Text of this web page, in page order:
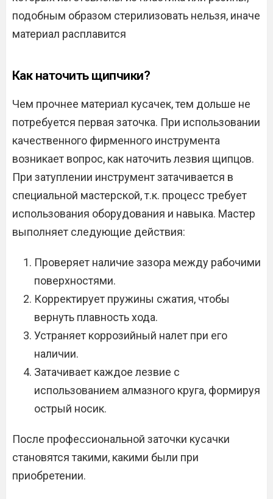
подобным образом стерилизовать нельзя, иначе
материал расплавится
Как наточить щипчики?
Чем прочнее материал кусачек, тем дольше не
потребуется первая заточка. При использовании
качественного фирменного инструмента
возникает вопрос, как наточить лезвия щипцов.
При затуплении инструмент затачивается в
специальной мастерской, т.к. процесс требует
использования оборудования и навыка. Мастер
выполняет следующие действия:
Проверяет наличие зазора между рабочими
поверхностями.
Корректирует пружины сжатия, чтобы
вернуть плавность хода.
Устраняет коррозийный налет при его
наличии.
Затачивает каждое лезвие с
использованием алмазного круга, формируя
острый носик.
После профессиональной заточки кусачки
становятся такими, какими были при
приобретении.